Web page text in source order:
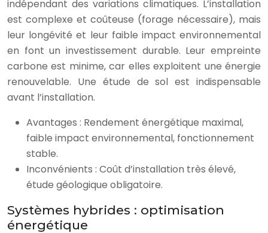
indépendant des variations climatiques. L’installation
est complexe et coûteuse (forage nécessaire), mais
leur longévité et leur faible impact environnemental
en font un investissement durable. Leur empreinte
carbone est minime, car elles exploitent une énergie
renouvelable. Une étude de sol est indispensable
avant l’installation.
Avantages : Rendement énergétique maximal,
faible impact environnemental, fonctionnement
stable.
Inconvénients : Coût d’installation très élevé,
étude géologique obligatoire.
Systèmes hybrides : optimisation
énergétique